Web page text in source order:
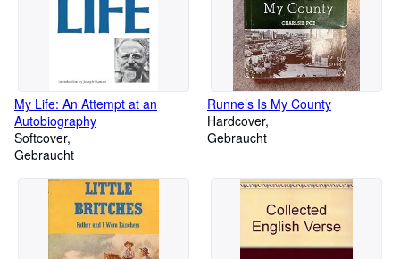
My Life: An Attempt at an
Autobiography
Softcover
Gebraucht
Runnels Is My County
Hardcover
Gebraucht